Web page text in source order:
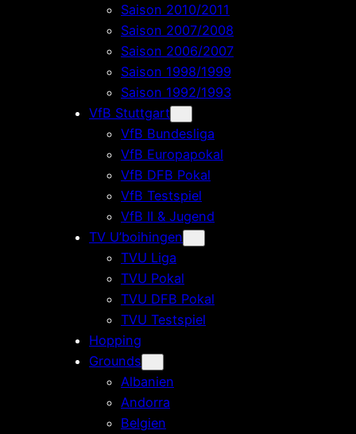
Saison 2010/2011
Saison 2007/2008
Saison 2006/2007
Saison 1998/1999
Saison 1992/1993
VfB Stuttgart
VfB Bundesliga
VfB Europapokal
VfB DFB Pokal
VfB Testspiel
VfB II & Jugend
TV U’boihingen
TVU Liga
TVU Pokal
TVU DFB Pokal
TVU Testspiel
Hopping
Grounds
Albanien
Andorra
Belgien